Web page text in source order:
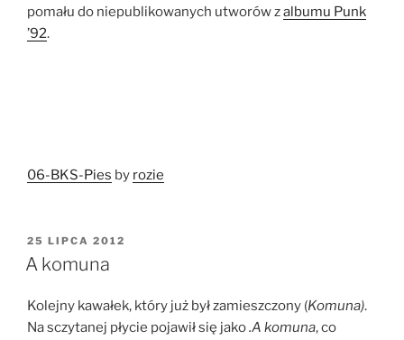
pomału do niepublikowanych utworów zalbumu Punk
’92.
06-BKS-Pies by rozie
OPUBLIKOWANE
W
25 LIPCA 2012
A komuna
Kolejny kawałek, który już był zamieszczony (Komuna).
Na sczytanej płycie pojawił się jako.A komuna, co